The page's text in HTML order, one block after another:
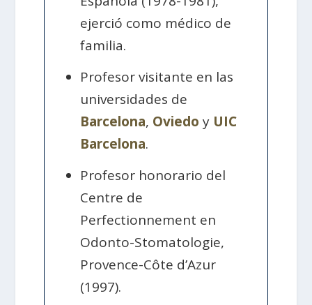
ejerció como médico de
familia.
Profesor visitante en las
universidades de
Barcelona, Oviedo y UIC
Barcelona.
Profesor honorario del
Centre de
Perfectionnement en
Odonto-Stomatologie,
Provence-Côte d’Azur
(1997).